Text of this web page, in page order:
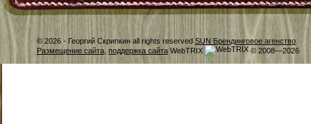
© 2026 - Георгий Скрипкин all rights reserved SUN Брендинговое агенство
Размещение сайта, поддержка сайта WebTRIX © 2008—2026